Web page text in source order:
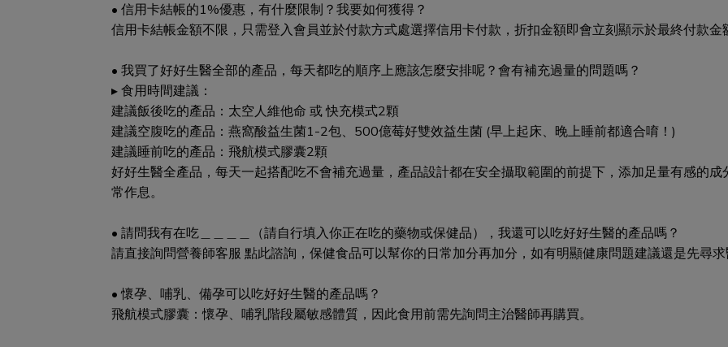
• 信用卡結帳的1%優惠，有什麼限制？我要如何獲得？
信用卡結帳金額不限，只需登入會員並於付款方式處選擇信用卡付款，折扣金額即會立刻顯示於最終付款金
• 我買了好好生醫全部的產品，每天都吃的順序上應該怎麼安排呢？會有補充過量的問題嗎？
▸ 食用時間建議：
建議飯後吃的產品：太空人維他命 或 快充模式2顆
建議空腹吃的產品：燕窩酸益生菌1-2包、500億莓好雙效益生菌 (早上起床、晚上睡前都適合唷！)
建議睡前吃的產品：飛航模式膠囊2顆
好好生醫全產品，每天一起搭配吃不會補充過量，產品設計都在安全攝取範圍的前提下，添加足量有感的
常作息。
• 請問我有在吃＿＿＿＿（請自行填入你正在吃的藥物或保健品），我還可以吃好好生醫的產品嗎？
請直接詢問營養師客服 點此諮詢，保健食品可以幫你的日常加分再加分，如有明顯健康問題建議還是先尋
• 懷孕、哺乳、備孕可以吃好好生醫的產品嗎？
飛航模式膠囊：懷孕、哺乳階段屬敏感體質，因此食用前需先詢問主治醫師再購買。